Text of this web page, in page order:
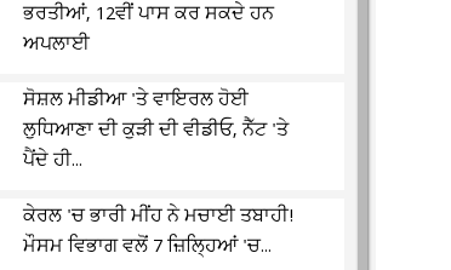
ਭਰਤੀਆਂ, 12ਵੀਂ ਪਾਸ ਕਰ ਸਕਦੇ ਹਨ
ਅਪਲਾਈ
ਸੋਸ਼ਲ ਮੀਡੀਆ 'ਤੇ ਵਾਇਰਲ ਹੋਈ
ਲੁਧਿਆਣਾ ਦੀ ਕੁੜੀ ਦੀ ਵੀਡੀਓ, ਨੈੱਟ 'ਤੇ
ਪੈਂਦੇ ਹੀ...
ਕੇਰਲ 'ਚ ਭਾਰੀ ਮੀਂਹ ਨੇ ਮਚਾਈ ਤਬਾਹੀ!
ਮੌਸਮ ਵਿਭਾਗ ਵਲੋਂ 7 ਜ਼ਿਲ੍ਹਿਆਂ 'ਚ...